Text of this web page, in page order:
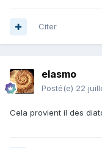
Citer
elasmo
Posté(e) 22
Cela provient il des